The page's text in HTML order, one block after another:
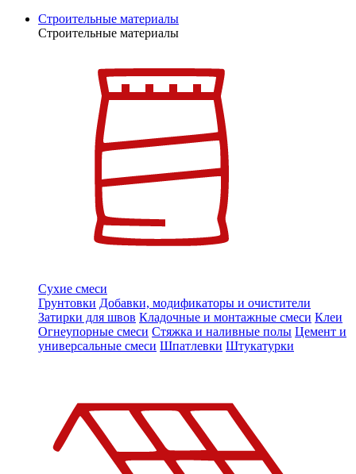
Строительные материалы
Строительные материалы
Сухие смеси
Грунтовки Добавки, модификаторы и очистители
Затирки для швов Кладочные и монтажные смеси Клеи
Огнеупорные смеси Стяжка и наливные полы Цемент и
универсальные смеси Шпатлевки Штукатурки